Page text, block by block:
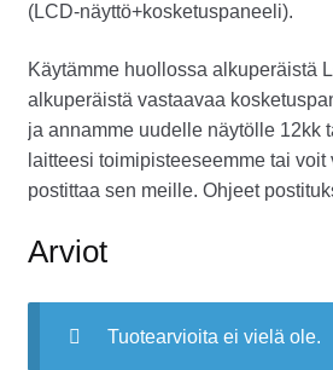
(LCD-näyttö+kosketuspaneeli).
Käytämme huollossa alkuperäistä
alkuperäistä vastaavaa
ja annamme uudelle näytölle 12kk
laitteesi toimipisteeseemme tai
postittaa sen meille. Ohjeet
Arviot
Tuotearvioita ei vielä ole.